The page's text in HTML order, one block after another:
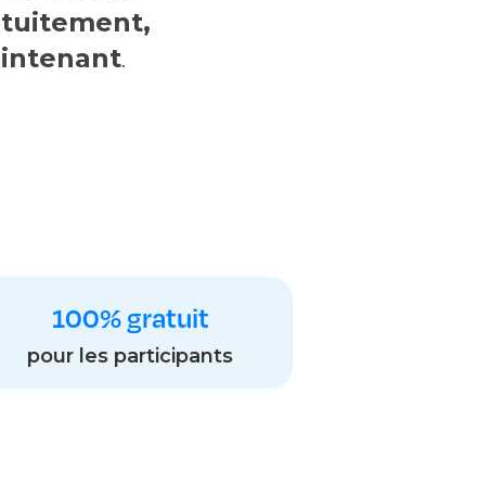
.
100% gratuit
pour les participants